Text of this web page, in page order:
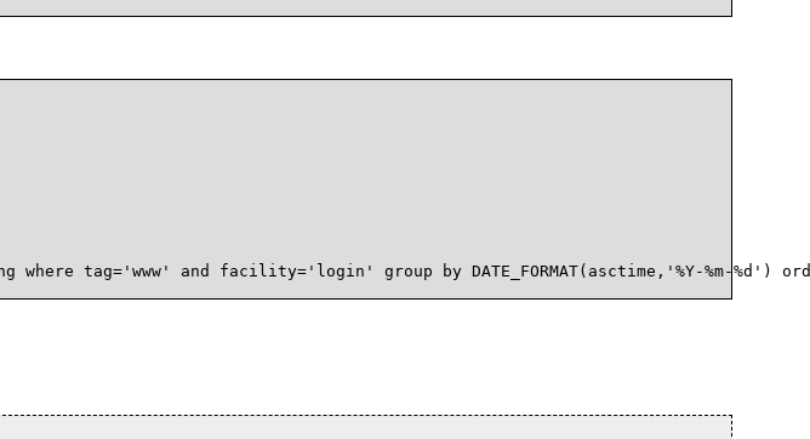
where tag='www' and facility='login' group by DATE_FORMAT(asctime,'%Y-%m-%d')